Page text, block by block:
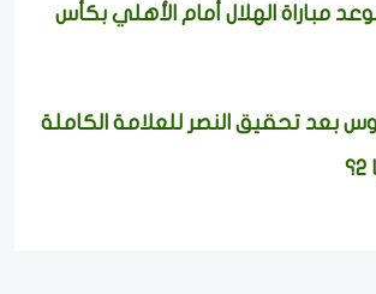
مباراة الهلال أمام الأهلي بكأس
بعد تحقيق النصر للعلامة الكاملة